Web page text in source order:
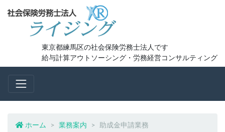
移
東京都練馬区の社会保険労務士法人です
給与計算アウトソーシング・労務経営コンサルティング
ホーム 業務案内 助成金申請業務